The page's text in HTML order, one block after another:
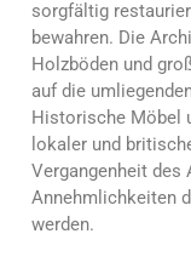
sorgfältig
bewahren. Die
Holzböden und
auf die
Historische Möbel
lokaler und
Vergangenheit des
Annehmlichkeiten
werden.